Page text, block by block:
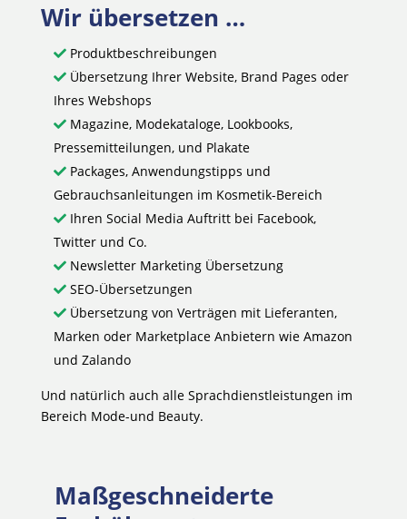
Wir übersetzen …
Produktbeschreibungen
Übersetzung Ihrer Website, Brand Pages oder
Ihres Webshops
Magazine, Modekataloge, Lookbooks,
Pressemitteilungen, und Plakate
Packages, Anwendungstipps und
Gebrauchsanleitungen im Kosmetik-Bereich
Ihren Social Media Auftritt bei Facebook,
Twitter und Co.
Newsletter Marketing Übersetzung
SEO-Übersetzungen
Übersetzung von Verträgen mit Lieferanten,
Marken oder Marketplace Anbietern wie Amazon
und Zalando
Und natürlich auch alle Sprachdienstleistungen im
Bereich Mode-und Beauty.
Maßgeschneiderte